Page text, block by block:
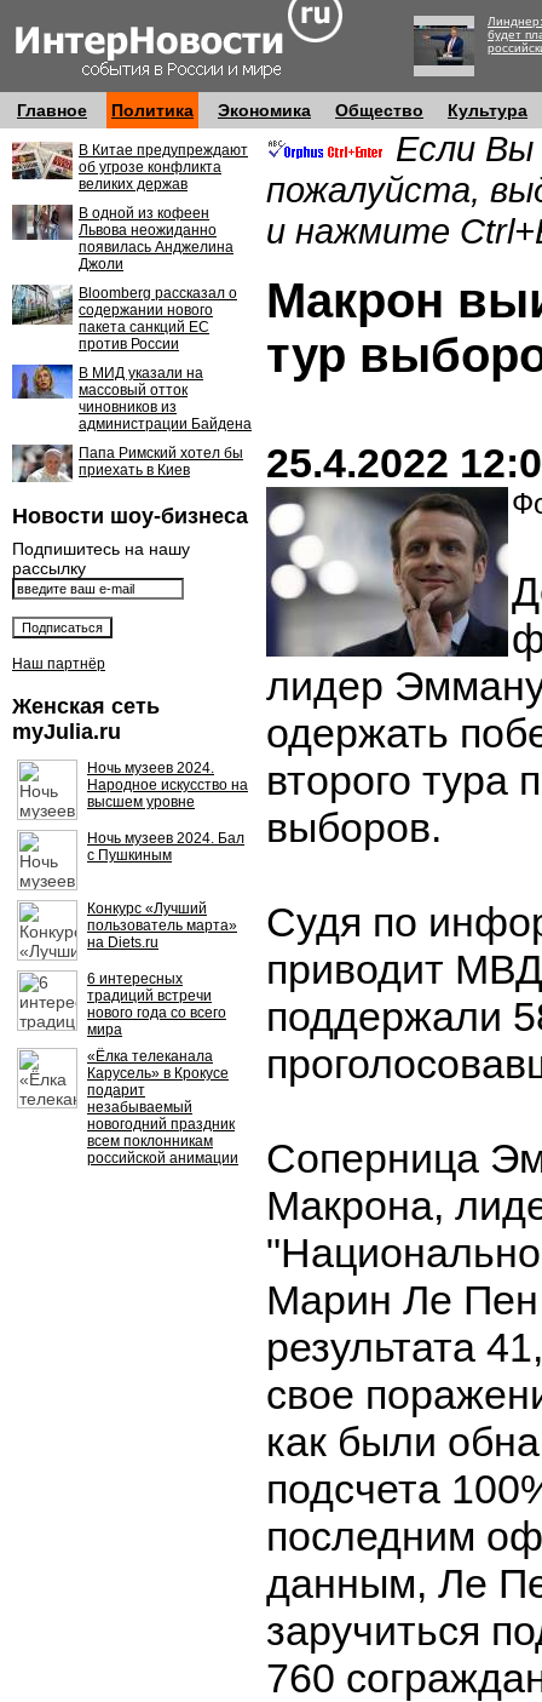
будет
Главное Политика Экономика Общество Культура
В Китае предупреждают
об угрозе конфликта
великих держав
В одной из кофеен
Львова неожиданно
появилась Анджелина
Джоли
Bloomberg рассказал о
содержании нового
пакета санкций ЕС
против России
В МИД указали на
массовый отток
чиновников из
администрации Байдена
Папа Римский хотел бы
приехать в Киев
Новости шоу-бизнеса
Подпишитесь на нашу
рассылку
Наш партнёр
Женская сеть
myJulia.ru
Ночь музеев 2024.
Народное искусство на
высшем уровне
Ночь музеев 2024. Бал
с Пушкиным
Конкурс «Лучший
пользователь марта»
на Diets.ru
6 интересных
традиций встречи
нового года со всего
мира
«Ёлка телеканала
Карусель» в Крокусе
подарит
незабываемый
новогодний праздник
всем поклонникам
российской анимации
Если Вы
пожалуйста,
и нажмите
Макрон
тур
25.4.2022
лидер
одержать
второго тура
выборов.
Судя по
приводит
поддержали
Соперница
Макрона,
Марин Ле
результата
свое
как были
подсчета
последним
данным, Ле
заручиться
760